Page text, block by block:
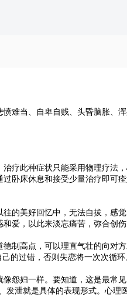
难当、自卑自贱、头昏脑胀、
此种症状只能采用物理疗法
卧床休息和接受少量治疗即可
美好回忆中，无法自拔，感觉
爱，以此来淡忘痛苦，弥合创伤
高点，可以理直气壮的向对方
的过错，否则失恋将一次次循环
妇一样。要知道，这是最常
泄就是具体的表现形式。心理